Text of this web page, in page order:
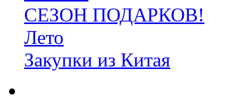
СЕЗОН ПОДАРКОВ!
Лето
Закупки из Китая